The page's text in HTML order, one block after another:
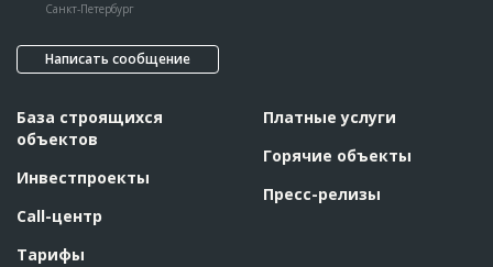
Санкт-Петербург
Написать сообщение
База строящихся
объектов
Инвестпроекты
Call-центр
Тарифы
Платные услуги
Горячие объекты
Пресс-релизы